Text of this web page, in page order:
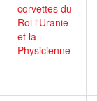
corvettes du
Roi l'Uranie
et la
Physicienne